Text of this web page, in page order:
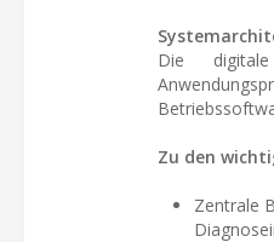
Die
Zu den
Zentrale